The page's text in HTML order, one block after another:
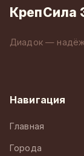
КрепСила
Диадок —
Навигация
Главная
Города